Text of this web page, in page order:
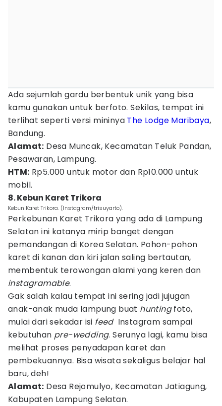
Ada sejumlah gardu berbentuk unik yang bisa
kamu gunakan untuk berfoto. Sekilas, tempat ini
terlihat seperti versi mininya The Lodge Maribaya,
Bandung.
Alamat: Desa Muncak, Kecamatan Teluk Pandan,
Pesawaran, Lampung.
HTM: Rp5.000 untuk motor dan Rp10.000 untuk
mobil.
8. Kebun Karet Trikora
Kebun Karet Trikora. (Instagram/trisuyarto).
Perkebunan Karet Trikora yang ada di Lampung
Selatan ini katanya mirip banget dengan
pemandangan di Korea Selatan. Pohon-pohon
karet di kanan dan kiri jalan saling bertautan,
membentuk terowongan alami yang keren dan
instagramable.
Gak salah kalau tempat ini sering jadi jujugan
anak-anak muda lampung buat huntingfoto,
mulai dari sekadar isi feed Instagram sampai
kebutuhan pre-wedding. Serunya lagi, kamu bisa
melihat proses penyadapan karet dan
pembekuannya. Bisa wisata sekaligus belajar hal
baru, deh!
Alamat: Desa Rejomulyo, Kecamatan Jatiagung,
Kabupaten Lampung Selatan.